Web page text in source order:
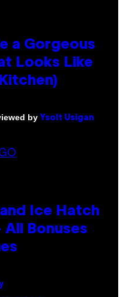
a Gorgeous
Looks Like
by Ysolt Usigan
Ice Hatch
All Bonuses